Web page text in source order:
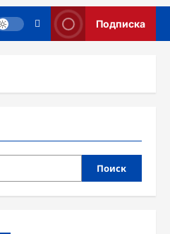
Подписка
Поиск